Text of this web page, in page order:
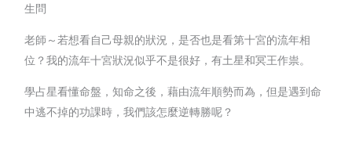
生問
老師～若想看自己母親的狀況，是否也是看第十宮的流年相
位？我的流年十宮狀況似乎不是很好，有土星和冥王作祟。
學占星看懂命盤，知命之後，藉由流年順勢而為，但是遇到命
中逃不掉的功課時，我們該怎麼逆轉勝呢？